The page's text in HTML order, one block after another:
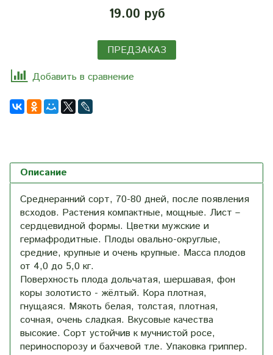
19.00 руб
ПРЕДЗАКАЗ
Добавить в сравнение
Описание
Среднеранний сорт, 70-80 дней, после появления
всходов. Растения компактные, мощные. Лист –
сердцевидной формы. Цветки мужские и
гермафродитные. Плоды овально-округлые,
средние, крупные и очень крупные. Масса плодов
от 4,0 до 5,0 кг.
Поверхность плода дольчатая, шершавая, фон
коры золотисто - жёлтый. Кора плотная,
гнущаяся. Мякоть белая, толстая, плотная,
сочная, очень сладкая. Вкусовые качества
высокие. Сорт устойчив к мучнистой росе,
периноспорозу и бахчевой тле. Упаковка гриппер.